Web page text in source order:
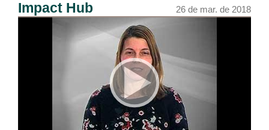
Impact Hub 26 de mar. de 2018